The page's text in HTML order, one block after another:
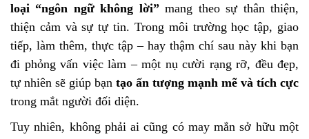
loại “ngôn ngữ không lời”mang theo sự thân thiện,
thiện cảm và sự tự tin. Trong môi trường học tập, giao
tiếp, làm thêm, thực tập – hay thậm chí sau này khi bạn
đi phỏng vấn việc làm – một nụ cười rạng rỡ, đều đẹp,
tự nhiên sẽ giúp bạn tạo ấn tượng mạnh mẽ và tích cực
trong mắt người đối diện.
Tuy nhiên, không phải ai cũng có may mắn sở hữu một